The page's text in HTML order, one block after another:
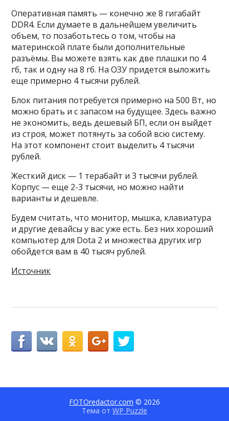
Оперативная память — конечно же 8 гигабайт
DDR4. Если думаете в дальнейшем увеличить
объем, то позаботьтесь о том, чтобы на
материнской плате были дополнительные
разъёмы. Вы можете взять как две плашки по 4
гб, так и одну на 8 гб. На ОЗУ придется выложить
еще примерно 4 тысячи рублей.
Блок питания потребуется примерно на 500 Вт, но
можно брать и с запасом на будущее. Здесь важно
не экономить, ведь дешевый БП, если он выйдет
из строя, может потянуть за собой всю систему.
На этот компонент стоит выделить 4 тысячи
рублей.
Жесткий диск — 1 терабайт и 3 тысячи рублей.
Корпус — еще 2-3 тысячи, но можно найти
варианты и дешевле.
Будем считать, что монитор, мышка, клавиатура
и другие девайсы у вас уже есть. Без них хороший
компьютер для Dota 2 и множества других игр
обойдется вам в 40 тысяч рублей.
Источник
FOTOredactor.com © 2026
Тема от WP Puzzle